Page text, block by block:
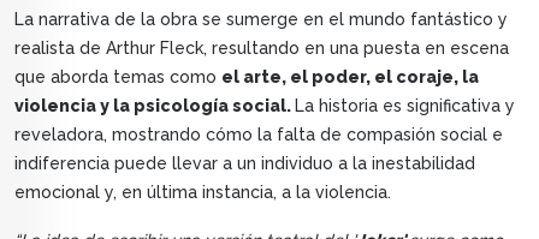
La narrativa de la obra se sumerge en el mundo fantástico y
realista de Arthur Fleck, resultando en una puesta en escena
que aborda temas como el arte, el poder, el coraje, la
violencia y la psicología social. La historia es significativa y
reveladora, mostrando cómo la falta de compasión social e
indiferencia puede llevar a un individuo a la inestabilidad
emocional y, en última instancia, a la violencia.